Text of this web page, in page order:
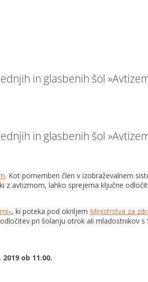
in glasbenih šol
in glasbenih šol
. Kot pomemben člen v izobraževalnem
avtizmom, lahko sprejema ključne
, ki poteka pod okriljem Ministrstva za
pri šolanju otrok ali mladostnikov s
ob 11.00.